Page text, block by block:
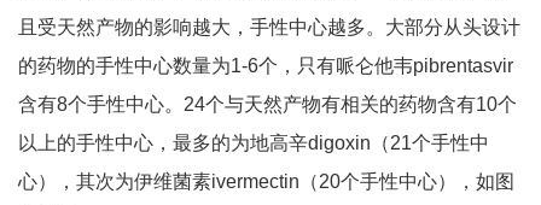
且受天然产物的影响越大，手性中心越多。大部分从头设计
的药物的手性中心数量为1-6个，只有哌仑他韦pibrentasvir
含有8个手性中心。24个与天然产物有相关的药物含有10个
以上的手性中心，最多的为地高辛digoxin（21个手性中
心），其次为伊维菌素ivermectin（20个手性中心），如图